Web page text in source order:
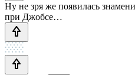
Ну не зря же появилась
при Джобсе…